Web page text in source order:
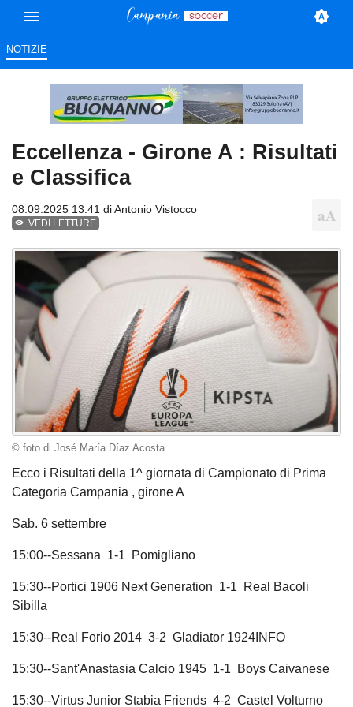
NOTIZIE
Eccellenza - Girone A : Risultati
e Classifica
08.09.2025 13:41 diAntonio Vistocco
VEDI LETTURE
© foto di José María Díaz Acosta
Ecco i Risultati della 1^ giornata di Campionato di Prima
Categoria Campania , girone A
Sab. 6 settembre
15:00--Sessana 1-1 Pomigliano
15:30--Portici 1906 Next Generation 1-1 Real Bacoli
Sibilla
15:30--Real Forio 2014 3-2 Gladiator 1924INFO
15:30--Sant'Anastasia Calcio 1945 1-1 Boys Caivanese
15:30--Virtus Junior Stabia Friends 4-2 Castel Volturno